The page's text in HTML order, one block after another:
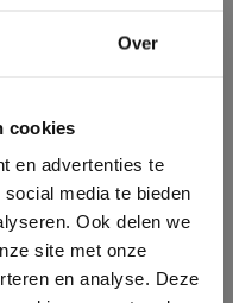
Over
cookies
en advertenties te
media te bieden
Ook delen we
site met onze
en analyse. Deze
methode, maar
dan de
tegels
om
and is no
the website
om de
Door
website geeft u
cookies in
Lees